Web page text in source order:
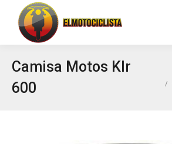
Camisa Motos Klr
600